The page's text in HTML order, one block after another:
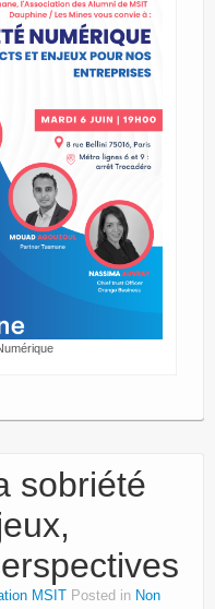
sobriété
MSIT Posted in Non